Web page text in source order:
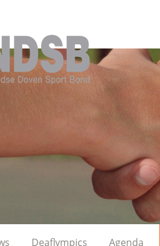
Deaflympics Agenda